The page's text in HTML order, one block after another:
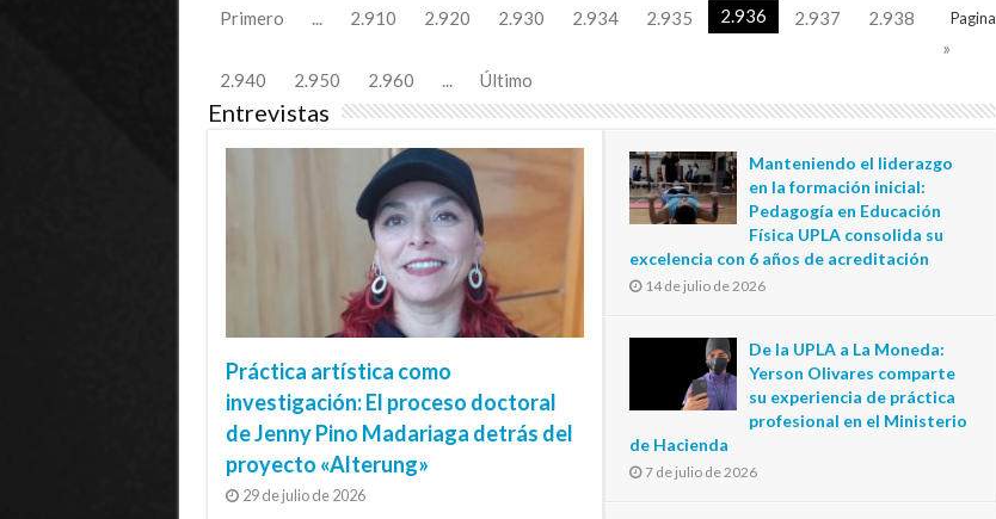
Pagina
Primero 2.910 2.920 2.930 2.934 2.935 2.936 2.937
2.938
»
2.940
2.950 2.960 Último
Entrevistas
Práctica artística como
investigación: El proceso doctoral
de Jenny Pino Madariaga detrás del
proyecto «Alterung»
29 de julio de 2026
Manteniendo el liderazgo
en la formación inicial:
Pedagogía en Educación
Física UPLA consolida su
excelencia con 6 años de acreditación
14 de julio de 2026
De la UPLA a La Moneda:
Yerson Olivares comparte
su experiencia de práctica
profesional en el Ministerio
de Hacienda
7 de julio de 2026